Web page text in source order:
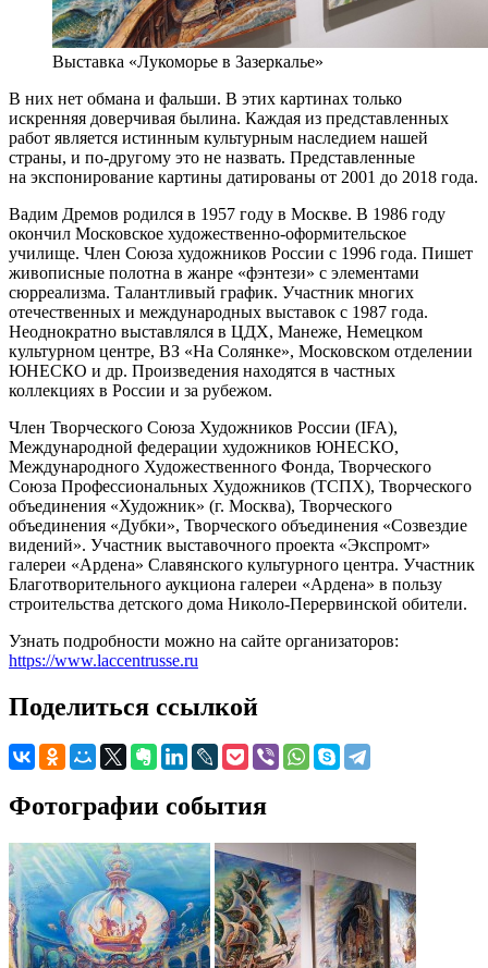
Выставка «Лукоморье в Зазеркалье»
В них нет обмана и фальши. В этих картинах только
искренняя доверчивая былина. Каждая из представленных
работ является истинным культурным наследием нашей
страны, и по-другому это не назвать. Представленные
на экспонирование картины датированы от 2001 до 2018 года.
Вадим Дремов родился в 1957 году в Москве. В 1986 году
окончил Московское художественно-оформительское
училище. Член Союза художников России с 1996 года. Пишет
живописные полотна в жанре «фэнтези» с элементами
сюрреализма. Талантливый график. Участник многих
отечественных и международных выставок с 1987 года.
Неоднократно выставлялся в ЦДХ, Манеже, Немецком
культурном центре, ВЗ «На Солянке», Московском отделении
ЮНЕСКО и др. Произведения находятся в частных
коллекциях в России и за рубежом.
Член Творческого Союза Художников России (IFA),
Международной федерации художников ЮНЕСКО,
Международного Художественного Фонда, Творческого
Союза Профессиональных Художников (ТСПХ), Творческого
объединения «Художник» (г. Москва), Творческого
объединения «Дубки», Творческого объединения «Созвездие
видений». Участник выставочного проекта «Экспромт»
галереи «Ардена» Славянского культурного центра. Участник
Благотворительного аукциона галереи «Ардена» в пользу
строительства детского дома Николо-Перервинской обители.
Узнать подробности можно на сайте организаторов:
https://www.laccentrusse.ru
Поделиться ссылкой
Фотографии события